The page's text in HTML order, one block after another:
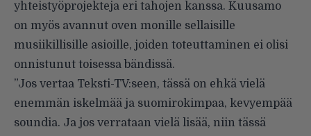
yhteistyöprojekteja eri tahojen kanssa. Kuusamo
on myös avannut oven monille sellaisille
musiikillisille asioille, joiden toteuttaminen ei olisi
onnistunut toisessa bändissä.
”Jos vertaa Teksti-TV:seen, tässä on ehkä vielä
enemmän iskelmää ja suomirokimpaa, kevyempää
soundia. Ja jos verrataan vielä lisää, niin tässä